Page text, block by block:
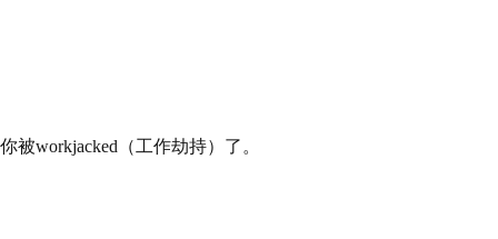
workjacked（工作劫持）了。